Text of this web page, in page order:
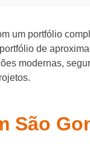
um portfólio
de
modernas,
São